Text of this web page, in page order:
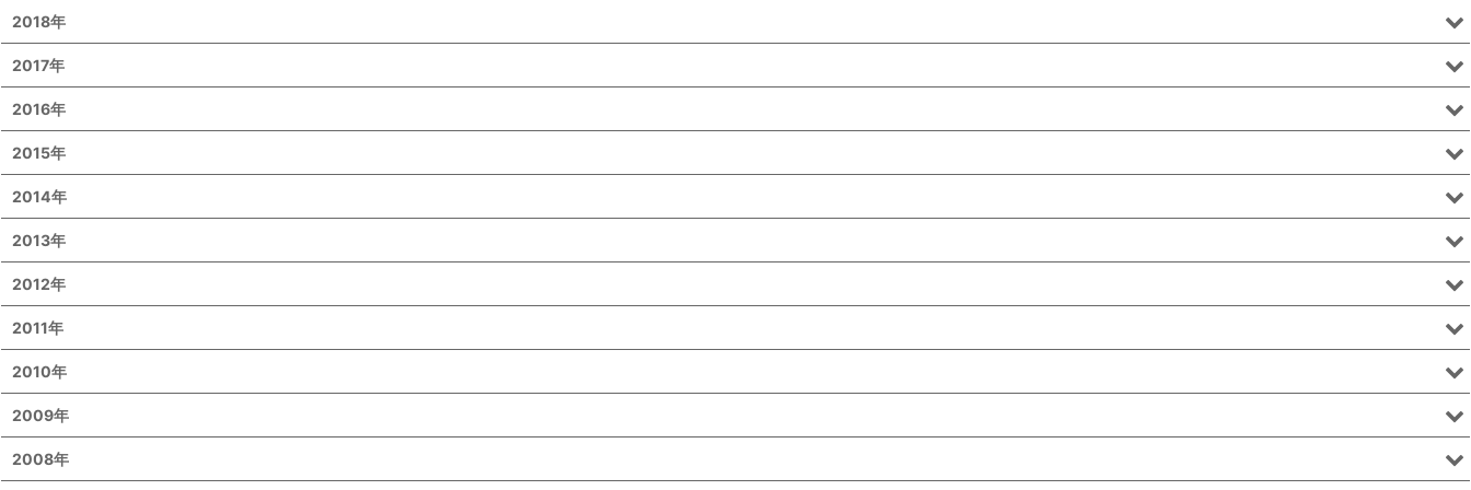
2018年
2017年
2016年
2015年
2014年
2013年
2012年
2011年
2010年
2009年
2008年